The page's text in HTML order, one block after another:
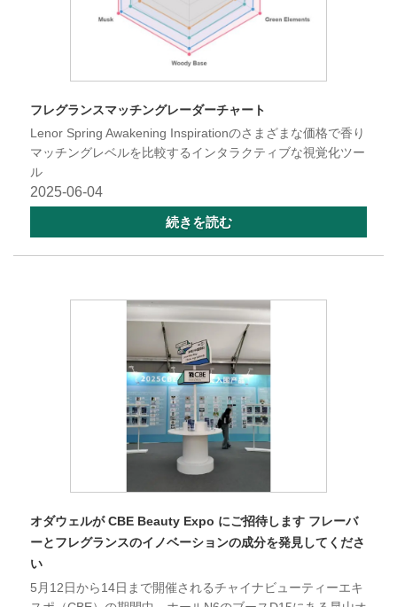
フレグランスマッチングレーダーチャート
Lenor Spring Awakening Inspirationのさまざまな価格で香り
マッチングレベルを比較するインタラクティブな視覚化ツー
ル
2025-06-04
続きを読む
オダウェルが CBE Beauty Expo にご招待します フレーバ
ーとフレグランスのイノベーションの成分を発見してくださ
い
5月12日から14日まで開催されるチャイナビューティーエキ